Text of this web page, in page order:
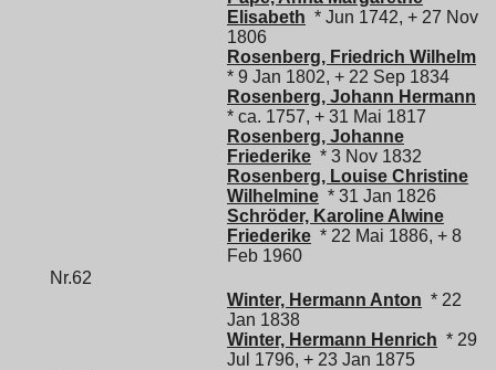
Elisabeth * Jun 1742, + 27 Nov
1806
Rosenberg, Friedrich Wilhelm
* 9 Jan 1802, + 22 Sep 1834
Rosenberg, Johann Hermann
* ca. 1757, + 31 Mai 1817
Rosenberg, Johanne
Friederike * 3 Nov 1832
Rosenberg, Louise Christine
Wilhelmine * 31 Jan 1826
Schröder, Karoline Alwine
Friederike * 22 Mai 1886, + 8
Feb 1960
Nr.62
Winter, Hermann Anton * 22
Jan 1838
Winter, Hermann Henrich * 29
Jul 1796, + 23 Jan 1875